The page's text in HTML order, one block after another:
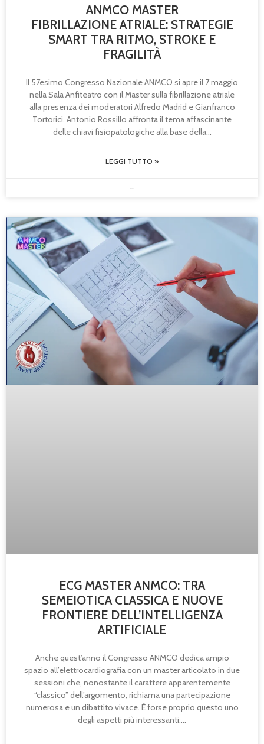
ANMCO MASTER
FIBRILLAZIONE ATRIALE: STRATEGIE
SMART TRA RITMO, STROKE E
FRAGILITÀ
Il 57esimo Congresso Nazionale ANMCO si apre il 7 maggio
nella Sala Anfiteatro con il Master sulla fibrillazione atriale
alla presenza dei moderatori Alfredo Madrid e Gianfranco
Tortorici. Antonio Rossillo affronta il tema affascinante
delle chiavi fisiopatologiche alla base della
LEGGI TUTTO »
ECG MASTER ANMCO: TRA
SEMEIOTICA CLASSICA E NUOVE
FRONTIERE DELL’INTELLIGENZA
ARTIFICIALE
Anche quest’anno il Congresso ANMCO dedica ampio
spazio all’elettrocardiografia con un master articolato in due
sessioni che, nonostante il carattere apparentemente
“classico” dell’argomento, richiama una partecipazione
numerosa e un dibattito vivace. È forse proprio questo uno
degli aspetti più interessanti: